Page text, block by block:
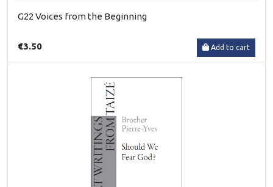
G22 Voices from the Beginning
€3.50 Add to cart